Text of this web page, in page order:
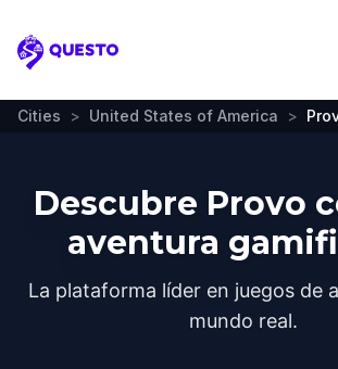
Questo
Cities > United States of America >
Descubre Provo
aventura
La plataforma líder en juegos de
mundo real.